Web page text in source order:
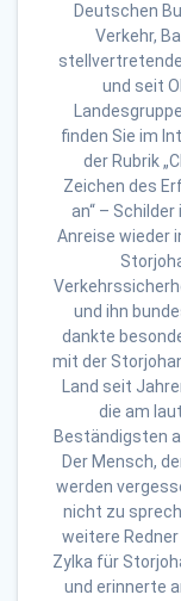
Deutschen
Verkehr,
und seit
finden Sie im
der Rubrik
Zeichen des
an“ –
Anreise wieder
und ihn
dankte
mit der
Land seit
die am
Beständigsten
Der Mensch,
werden
nicht zu
weitere
Zylka für
und erinnerte